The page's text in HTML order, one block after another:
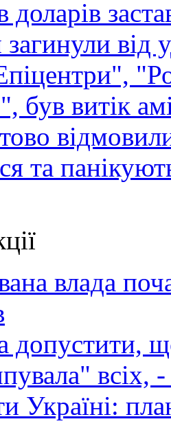
доларів
від
був витік
та
влада
всіх,
Україні: